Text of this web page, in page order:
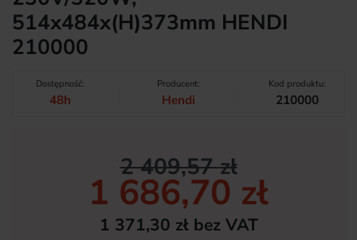
514x484x(H)373mm HENDI
210000
Dostępność:
48h
Producent:
Hendi
Kod produktu:
210000
2 409,57 zł
1 686,70 zł
1 371,30 zł bez VAT